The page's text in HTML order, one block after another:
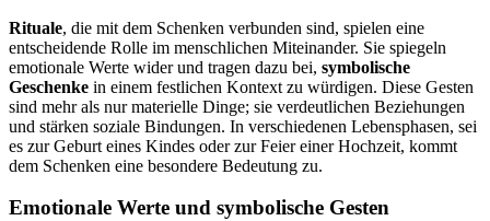
Rituale, die mit dem Schenken verbunden sind, spielen eine
entscheidende Rolle im menschlichen Miteinander. Sie spiegeln
emotionale Werte wider und tragen dazu bei, symbolische
Geschenke in einem festlichen Kontext zu würdigen. Diese Gesten
sind mehr als nur materielle Dinge; sie verdeutlichen Beziehungen
und stärken soziale Bindungen. In verschiedenen Lebensphasen, sei
es zur Geburt eines Kindes oder zur Feier einer Hochzeit, kommt
dem Schenken eine besondere Bedeutung zu.
Emotionale Werte und symbolische Gesten